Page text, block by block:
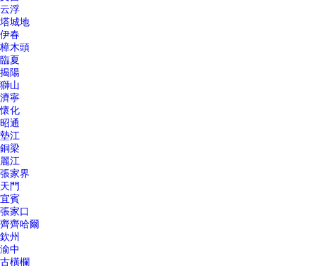
云浮
塔城地
伊春
樟木頭
臨夏
揭陽
獅山
濟寧
懷化
昭通
墊江
銅梁
麗江
張家界
天門
宜賓
張家口
齊齊哈爾
欽州
渝中
古橫欄